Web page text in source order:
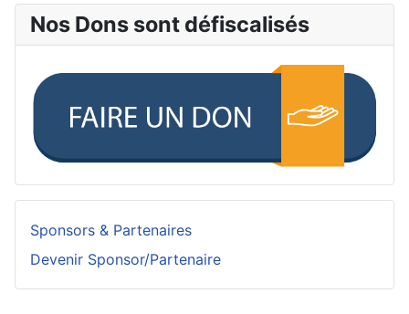
Nos Dons sont défiscalisés
Sponsors & Partenaires
Devenir Sponsor/Partenaire